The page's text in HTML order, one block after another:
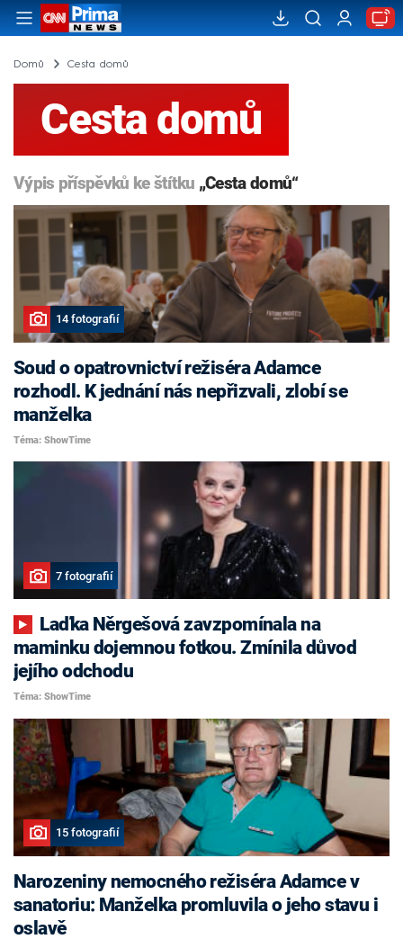
Domů Cesta domů
Cesta domů
Výpis příspěvků ke štítku „Cesta domů“
14 fotografií
Soud o opatrovnictví režiséra Adamce
rozhodl. K jednání nás nepřizvali, zlobí se
manželka
Téma: ShowTime
7 fotografií
maminku dojemnou fotkou. Zmínila důvod
jejího odchodu
Téma: ShowTime
15 fotografií
Narozeniny nemocného režiséra Adamce v
sanatoriu: Manželka promluvila o jeho stavu i
oslavě